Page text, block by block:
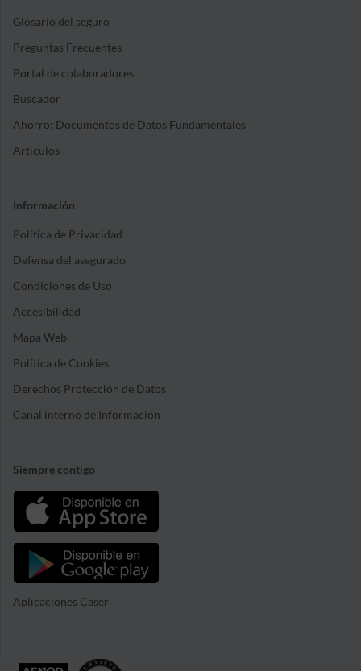
Glosario del seguro
Preguntas Frecuentes
Portal de colaboradores
Buscador
Ahorro: Documentos de Datos Fundamentales
Artículos
Información
Política de Privacidad
Defensa del asegurado
Condiciones de Uso
Accesibilidad
Mapa Web
Política de Cookies
Derechos Protección de Datos
Canal interno de Información
Siempre contigo
Aplicaciones Caser